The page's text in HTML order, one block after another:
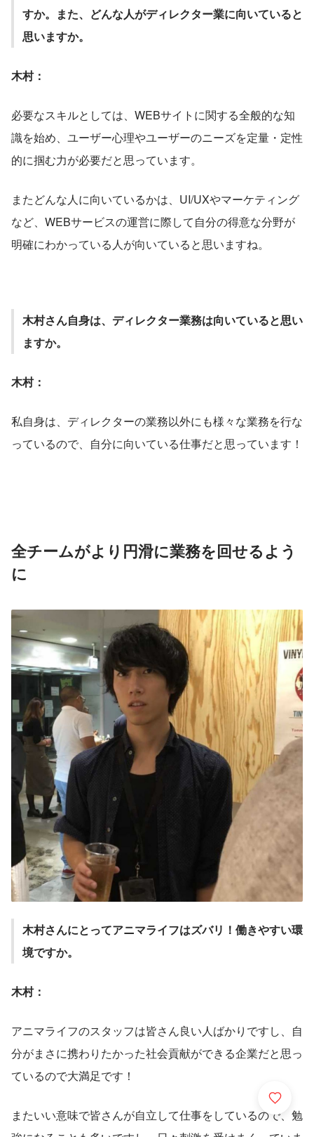
すか。また、どんな人がディレクター業に向いていると
思いますか。
木村：
必要なスキルとしては、WEBサイトに関する全般的な知
識を始め、ユーザー心理やユーザーのニーズを定量・定性
的に掴む力が必要だと思っています。
またどんな人に向いているかは、UI/UXやマーケティング
など、WEBサービスの運営に際して自分の得意な分野が
明確にわかっている人が向いていると思いますね。
木村さん自身は、ディレクター業務は向いていると思い
ますか。
木村：
私自身は、ディレクターの業務以外にも様々な業務を行な
っているので、自分に向いている仕事だと思っています！
全チームがより円滑に業務を回せるよう
に
木村さんにとってアニマライフはズバリ！働きやすい環
境ですか。
木村：
アニマライフのスタッフは皆さん良い人ばかりですし、自
分がまさに携わりたかった社会貢献ができる企業だと思っ
ているので大満足です！
またいい意味で皆さんが自立して仕事をしているので、勉